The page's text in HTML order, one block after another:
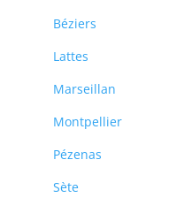
Béziers
Lattes
Marseillan
Montpellier
Pézenas
Sète